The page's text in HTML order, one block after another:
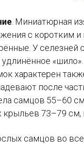
. Миниатюрная
с коротким
У селезней
характерен
после
самцов 55–60 см
крыльев 73–79 см,
самцов во